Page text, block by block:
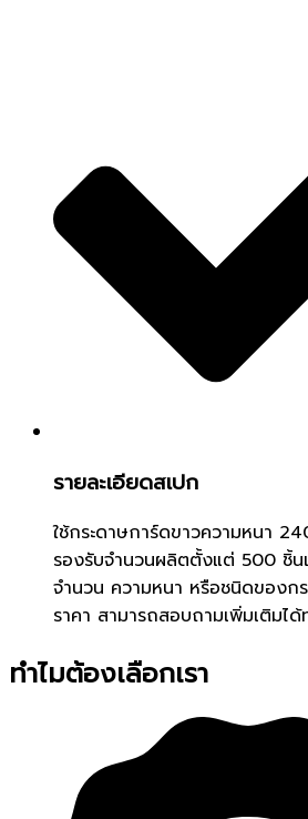
รายละเอียดสเปก
ใช้กระดาษการ์ดขาวความหนา
รองรับจำนวนผลิตตั้งแต่ 500 ชิ้
จำนวน ความหนา หรือชนิดของก
ราคา สามารถสอบถามเพิ่มเติมไ
ทำไมต้องเลือกเรา